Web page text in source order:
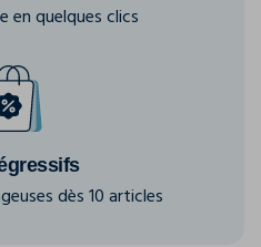
en quelques clics
dès 10 articles